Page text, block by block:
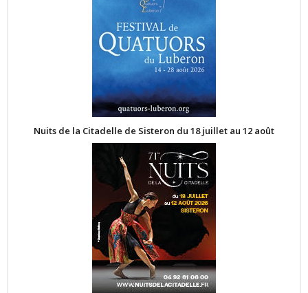
Nuits de la Citadelle de Sisteron du 18 juillet au 12 août